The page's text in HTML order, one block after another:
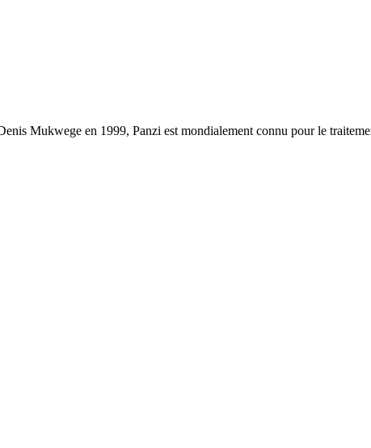
Mukwege en 1999, Panzi est mondialement connu pour le